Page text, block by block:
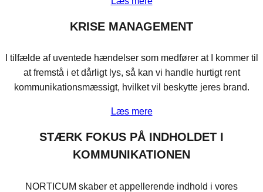
KRISE MANAGEMENT
I tilfælde af uventede hændelser som medfører at I kommer til
at fremstå i et dårligt lys, så kan vi handle hurtigt rent
kommunikationsmæssigt, hvilket vil beskytte jeres brand.
Læs mere
STÆRK FOKUS PÅ INDHOLDET I
KOMMUNIKATIONEN
NORTICUM skaber et appellerende indhold i vores